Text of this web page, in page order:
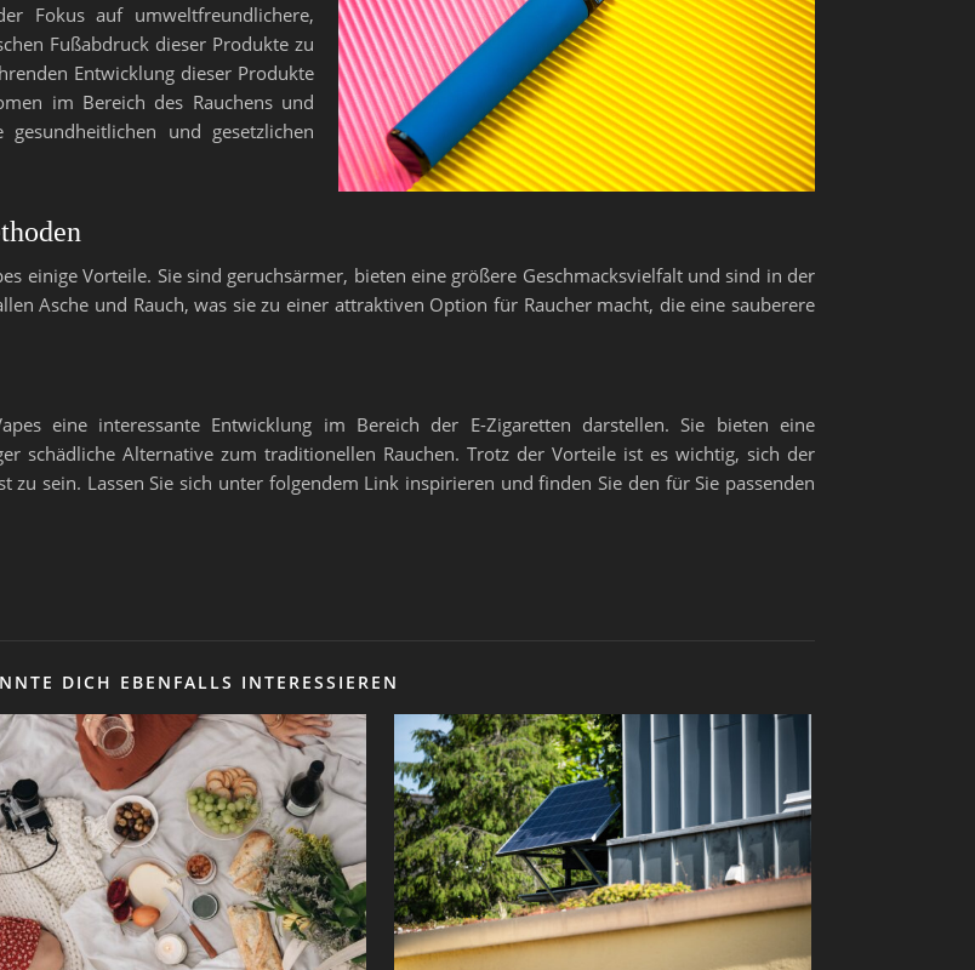
Fokus auf umweltfreundlichere,
Fußabdruck dieser Produkte zu
Entwicklung dieser Produkte
im Bereich des Rauchens und
und gesetzlichen
einige Vorteile. Sie sind geruchsärmer, bieten eine größere Geschmacksvielfalt und sind in der
Asche und Rauch, was sie zu einer attraktiven Option für Raucher macht, die eine sauberere
eine interessante Entwicklung im Bereich der E-Zigaretten darstellen. Sie bieten eine
schädliche Alternative zum traditionellen Rauchen. Trotz der Vorteile ist es wichtig, sich der
sein. Lassen Sie sich unter folgendem Link inspirieren und finden Sie den für Sie passenden
DICH EBENFALLS INTERESSIEREN